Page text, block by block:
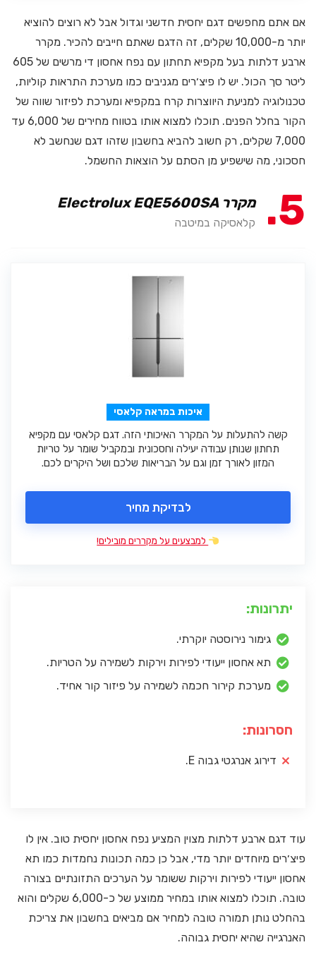
אם אתם מחפשים דגם יחסית חדשני וגדול אבל לא רוצים להוציא
יותר מ-10,000 שקלים, זה הדגם שאתם חייבים להכיר. מקרר
ארבע דלתות בעל מקפיא תחתון עם נפח אחסון די מרשים של 605
ליטר סך הכול. יש לו פיצ׳רים מגניבים כמו מערכת התראות קוליות,
טכנולוגיה למניעת היווצרות קרח במקפיא ומערכת לפיזור שווה של
הקור בחלל הפנים. תוכלו למצוא אותו בטווח מחירים של 6,000 עד
7,000 שקלים, רק חשוב להביא בחשבון שזהו דגם שנחשב לא
חסכוני, מה שישפיע מן הסתם על הוצאות החשמל.
5 מקרר Electrolux EQE5600SA
קלאסיקה במיטבה
איכות במראה קלאסי
קשה להתעלות על המקרר האיכותי הזה. דגם קלאסי עם מקפיא
תחתון שנותן עבודה יעילה וחסכונית ובמקביל שומר על טריות
המזון לאורך זמן וגם על הבריאות שלכם ושל היקרים לכם.
לבדיקת מחיר
למבצעים על מקררים מובילים!
יתרונות:
גימור נירוסטה יוקרתי.
תא אחסון ייעודי לפירות וירקות לשמירה על הטריות.
מערכת קירור חכמה לשמירה על פיזור קור אחיד.
חסרונות:
דירוג אנרגטי גבוה E.
עוד דגם ארבע דלתות מצוין המציע נפח אחסון יחסית טוב. אין לו
פיצ׳רים מיוחדים יותר מדי, אבל כן כמה תכונות נחמדות כמו תא
אחסון ייעודי לפירות וירקות ששומר על הערכים התזונתיים בצורה
טובה. תוכלו למצוא אותו במחיר ממוצע של כ-6,000 שקלים והוא
בהחלט נותן תמורה טובה למחיר אם מביאים בחשבון את צריכת
האנרגייה שהיא יחסית גבוהה.